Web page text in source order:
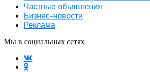
Частные объявления
Бизнес-новости
Реклама
Мы в социальных сетях